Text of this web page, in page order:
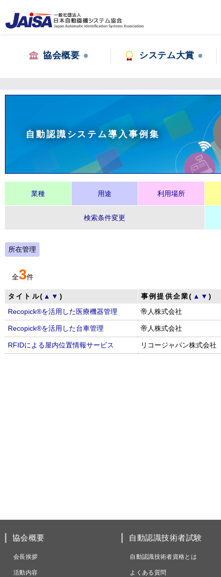
協会概要 システム大賞
自動認識システム導入事例集
業種 用途 利用場所
検索条件変更
所在管理
全3件
タイトル( ▲ ▼ ) 事例提供企業( ▲ ▼)
Recopick®を活用した医療機器管理
帝人株式会社
Recopick®を活用した台車管理 帝人株式会社
RFIDによる屋内位置情報サービス リコージャパン株式会社
協会概要
会長挨拶
活動内容
自動認識技術者試験
自動認識技術者資格とは
よくある質問